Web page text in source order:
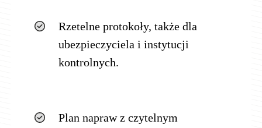
Rzetelne protokoły, także dla
ubezpieczyciela i instytucji
kontrolnych.
Plan napraw z czytelnym